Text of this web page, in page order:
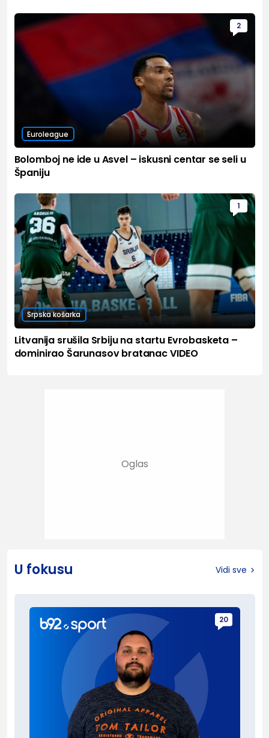
2
Euroleague
Bolomboj ne ide u Asvel – iskusni centar se seli u
Španiju
1
Srpska košarka
Litvanija srušila Srbiju na startu Evrobasketa –
dominirao Šarunasov bratanac VIDEO
U fokusu Vidi sve
20